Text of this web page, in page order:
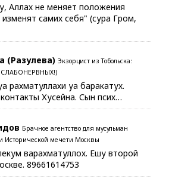
Аллах не меняет положения
самих себя" (сура Гром,
(Разулева) Экзорцист из Тобольска:
СЛАБОНЕРВНЫХ!)
рахматуллахи уа баракатух.
Хусейна. Сын псих…
Брачное агентство для мусульман
Исторической мечети Москвы
варахматуллох. Ешу второй
89661614753